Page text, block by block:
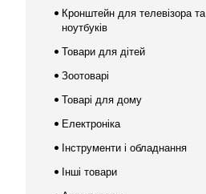
Кронштейн для телевізора та
ноутбуків
Товари для дітей
Зоотоварі
Товарі для дому
Електроніка
Інструменти і обладнання
Інші товари